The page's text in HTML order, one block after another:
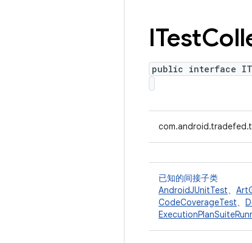
ITest
public interface
已知的间接子类
AndroidJUnitTest、
CodeCoverageTest、